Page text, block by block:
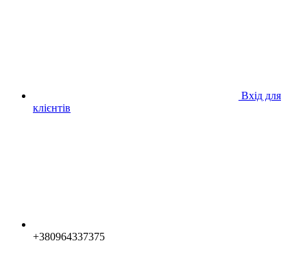
Вхід для
клієнтів
+380964337375